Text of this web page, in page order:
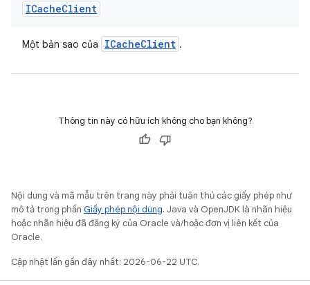
ICacheClient
Một bản sao của ICacheClient .
Thông tin này có hữu ích không cho bạn không?
Nội dung và mã mẫu trên trang này phải tuân thủ các giấy phép như
mô tả trong phần Giấy phép nội dung. Java và OpenJDK là nhãn hiệu
hoặc nhãn hiệu đã đăng ký của Oracle và/hoặc đơn vị liên kết của
Oracle.
Cập nhật lần gần đây nhất: 2026-06-22 UTC.